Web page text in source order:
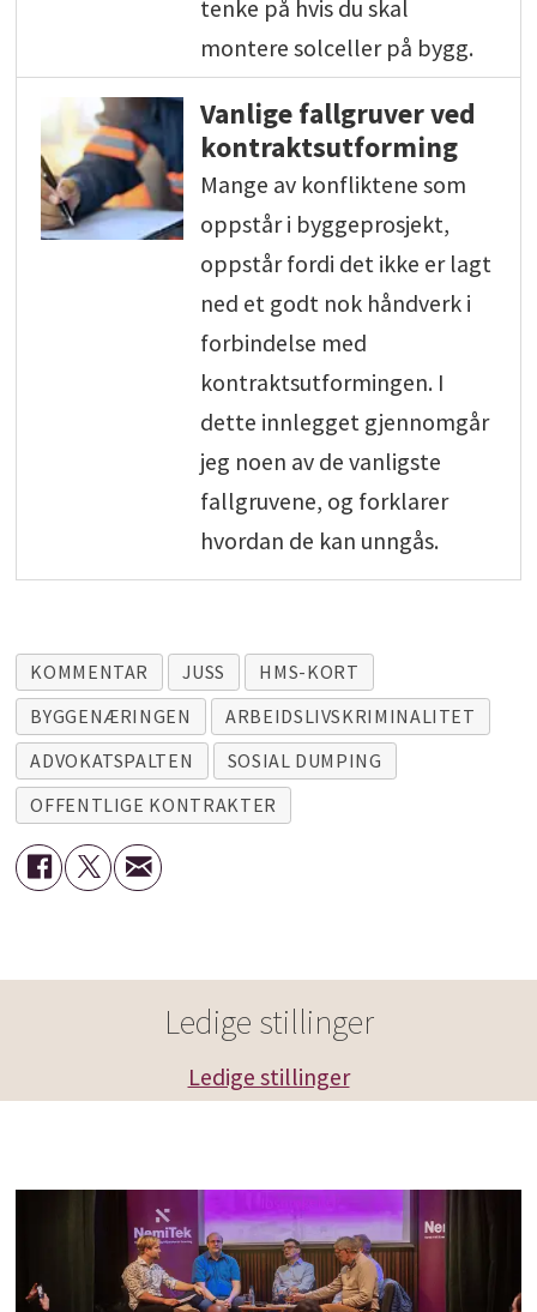
tenke på hvis du skal
montere solceller på bygg.
Vanlige fallgruver ved
kontraktsutforming
Mange av konfliktene som
oppstår i byggeprosjekt,
oppstår fordi det ikke er lagt
ned et godt nok håndverk i
forbindelse med
kontraktsutformingen. I
dette innlegget gjennomgår
jeg noen av de vanligste
fallgruvene, og forklarer
hvordan de kan unngås.
KOMMENTAR JUSS
HMS-KORT
BYGGENÆRINGEN
ARBEIDSLIVSKRIMINALITET
ADVOKATSPALTEN
SOSIAL DUMPING
OFFENTLIGE KONTRAKTER
Ledige stillinger
Ledige stillinger